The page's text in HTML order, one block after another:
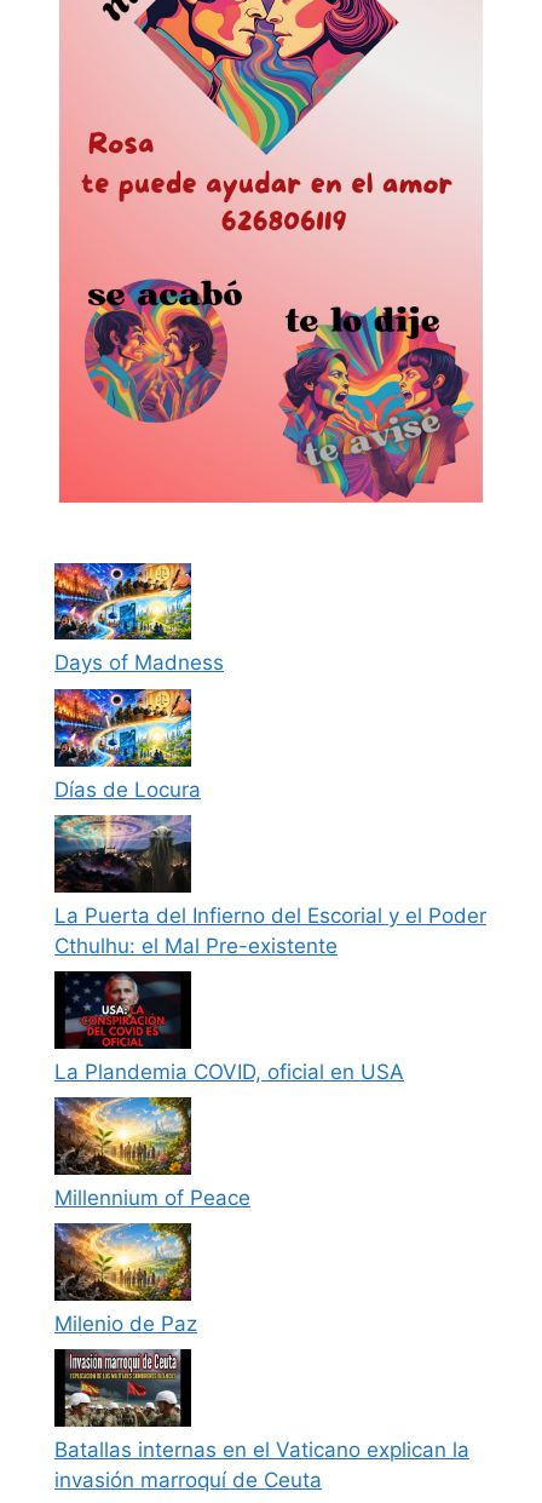
Days of Madness
Días de Locura
La Puerta del Infierno del Escorial y el Poder
Cthulhu: el Mal Pre-existente
La Plandemia COVID, oficial en USA
Millennium of Peace
Milenio de Paz
Batallas internas en el Vaticano explican la
invasión marroquí de Ceuta